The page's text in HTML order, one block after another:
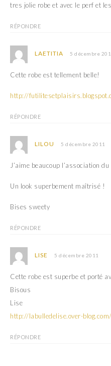
tres jolie robe et avec le perf et
RÉPONDRE
LAETITIA 5 décembre
Cette robe est tellement belle!
http://
RÉPONDRE
LILOU 5 décembre 2011
J’aime beaucoup l’association
Un look superbement maîtrisé !
Bises sweety
RÉPONDRE
LISE 5 décembre 2011
Cette robe est superbe et porté
Bisous
Lise
http://labulledelise.over-blog.com/
RÉPONDRE